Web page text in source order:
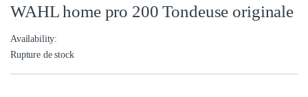
WAHL home pro 200 Tondeuse originale
Availability:
Rupture de stock